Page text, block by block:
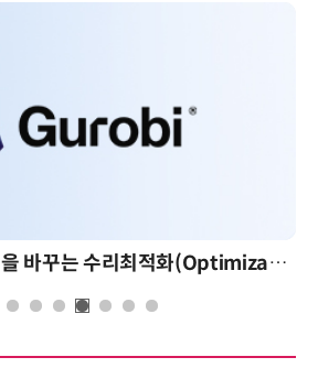
AI 시대의 의사결정을 바꾸는 수리최적화(Optimization): 실제 산업 적용 사례와 활용 전략